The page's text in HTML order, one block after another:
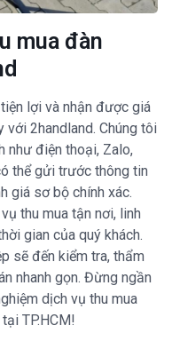
mua đàn
lợi và nhận được giá
với 2handland. Chúng tôi
như điện thoại, Zalo,
thể gửi trước thông tin
giá sơ bộ chính xác.
thu mua tận nơi, linh
gian của quý khách.
sẽ đến kiểm tra, thẩm
nhanh gọn. Đừng ngần
dịch vụ thu mua
TP.HCM!